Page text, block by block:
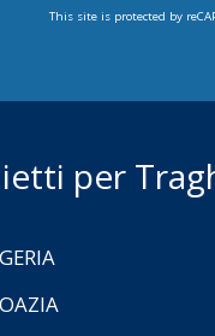
This site is protected by
per